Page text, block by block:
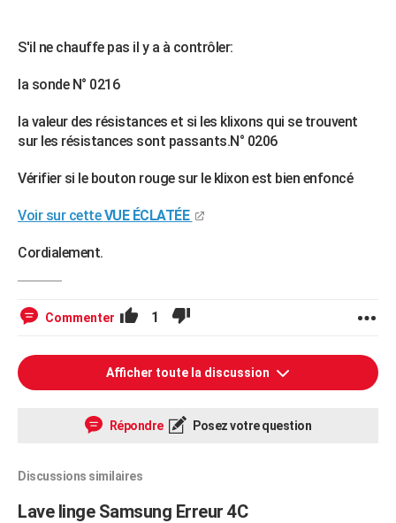
S'il ne chauffe pas il y a à contrôler:
la sonde N° 0216
la valeur des résistances et si les klixons qui se trouvent
sur les résistances sont passants.N° 0206
Vérifier si le bouton rouge sur le klixon est bien enfoncé
Voir sur cetteVUE ÉCLATÉE
Cordialement.
Commenter 1
Afficher toute la discussion
Répondre Posez votre question
Discussions similaires
Lave linge Samsung Erreur 4C